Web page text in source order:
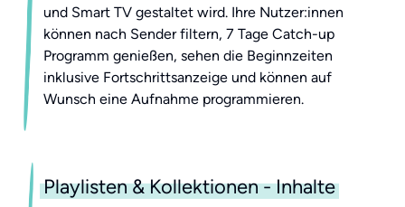
und Smart TV gestaltet wird. Ihre Nutzer:innen
können nach Sender filtern, 7 Tage Catch-up
Programm genießen, sehen die Beginnzeiten
inklusive Fortschrittsanzeige und können auf
Wunsch eine Aufnahme programmieren.
Playlisten & Kollektionen - Inhalte